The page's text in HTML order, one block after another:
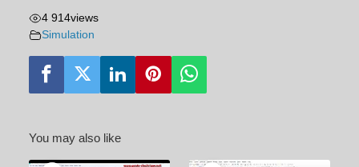
4 914views
Simulation
You may also like